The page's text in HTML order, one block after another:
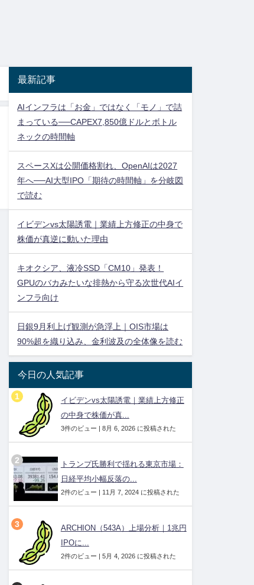
最新記事
AIインフラは「お金」ではなく「モノ」で詰
まっている──CAPEX7,850億ドルとボトル
ネックの時間軸
スペースXは公開価格割れ、OpenAIは2027
年へ──AI大型IPO「期待の時間軸」を分岐図
で読む
イビデンvs太陽誘電｜業績上方修正の中身で
株価が真逆に動いた理由
キオクシア、液冷SSD「CM10」発表！
GPUのバカみたいな排熱から守る次世代AIイ
ンフラ向け
日銀9月利上げ観測が急浮上｜OIS市場は
90%超を織り込み、金利波及の全体像を読む
今日の人気記事
イビデンvs太陽誘電｜業績上方修正
の中身で株価が真...
3件のビュー | 8月 6, 2026 に投稿された
トランプ氏勝利で揺れる東京市場：
日経平均小幅反落の...
2件のビュー | 11月 7, 2024 に投稿された
ARCHION（543A）上場分析｜1兆円
IPOに...
2件のビュー | 5月 4, 2026 に投稿された